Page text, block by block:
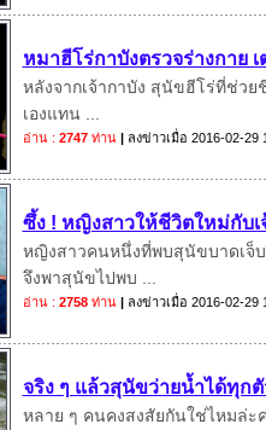
หมาฮีโร่กาบังตรวจร่างกาย
หลังจากเจ้ากาบัง สุนัขฮีโร่ที่ช่ว
เองแทน ...
อ่าน : 2747ท่าน | ลงข่าวเมื่อ 2016-02-29
ซึ้ง ! หญิงสาวให้ชีวิตใหม่กับ
หญิงสาวคนหนึ่งที่พบสุนัขบาดเจ็
จึงพาสุนัขไปพบ ...
อ่าน : 2758ท่าน | ลงข่าวเมื่อ 2016-02-29
จริง ๆ แล้วสุนัขว่ายน้ำได้ทุก
หลาย ๆ คนคงสงสัยกันใช่ไหมล่ะ